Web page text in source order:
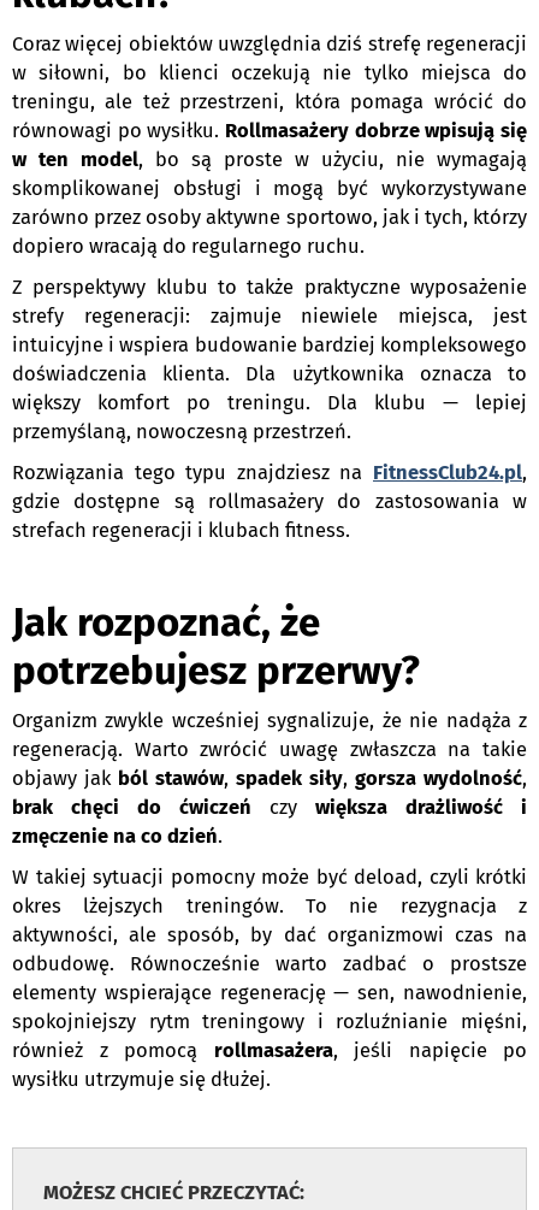
Coraz więcej obiektów uwzględnia dziś strefę regeneracji
w siłowni, bo klienci oczekują nie tylko miejsca do
treningu, ale też przestrzeni, która pomaga wrócić do
równowagi po wysiłku. Rollmasażery dobrze wpisują się
w ten model, bo są proste w użyciu, nie wymagają
skomplikowanej obsługi i mogą być wykorzystywane
zarówno przez osoby aktywne sportowo, jak i tych, którzy
dopiero wracają do regularnego ruchu.
Z perspektywy klubu to także praktyczne wyposażenie
strefy regeneracji: zajmuje niewiele miejsca, jest
intuicyjne i wspiera budowanie bardziej kompleksowego
doświadczenia klienta. Dla użytkownika oznacza to
większy komfort po treningu. Dla klubu — lepiej
przemyślaną, nowoczesną przestrzeń.
Rozwiązania tego typu znajdziesz na FitnessClub24.pl,
gdzie dostępne są rollmasażery do zastosowania w
strefach regeneracji i klubach fitness.
Jak rozpoznać, że
potrzebujesz przerwy?
Organizm zwykle wcześniej sygnalizuje, że nie nadąża z
regeneracją. Warto zwrócić uwagę zwłaszcza na takie
objawy jak ból stawów, spadek siły, gorsza wydolność,
brak chęci do ćwiczeń czy większa drażliwość i
zmęczenie na co dzień.
W takiej sytuacji pomocny może być deload, czyli krótki
okres lżejszych treningów. To nie rezygnacja z
aktywności, ale sposób, by dać organizmowi czas na
odbudowę. Równocześnie warto zadbać o prostsze
elementy wspierające regenerację — sen, nawodnienie,
spokojniejszy rytm treningowy i rozluźnianie mięśni,
również z pomocą rollmasażera, jeśli napięcie po
wysiłku utrzymuje się dłużej.
MOŻESZ CHCIEĆ PRZECZYTAĆ: